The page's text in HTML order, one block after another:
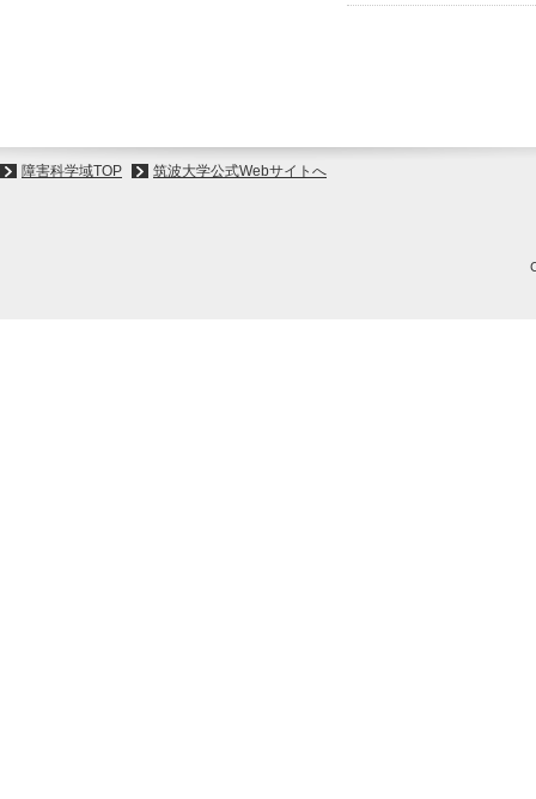
障害科学域TOP 筑波大学公式Webサイトへ